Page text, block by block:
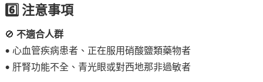
6️⃣ 注意事項
🚫 不適合人群
• 心血管疾病患者、正在服用硝酸鹽類藥物者
• 肝腎功能不全、青光眼或對西地那非過敏者